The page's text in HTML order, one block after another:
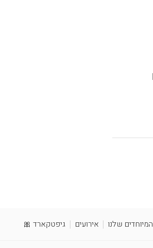
המיוחדים שלנו אירועים גיפטקארד 🎀